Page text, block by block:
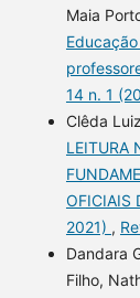
Maia
14 n. 1
Clêda
LEITURA
OFICIAIS
2021) ,
Dandara
Filho,